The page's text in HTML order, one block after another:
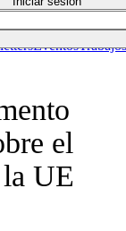
EventosTrabajos
el
UE